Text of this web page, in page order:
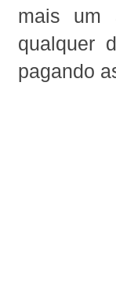
mais um
qualquer
pagando